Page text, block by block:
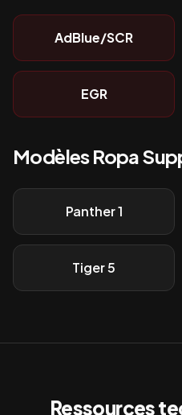
AdBlue/SCR
EGR
ModèlesRopa
Panther 1
Tiger 5
Ressources